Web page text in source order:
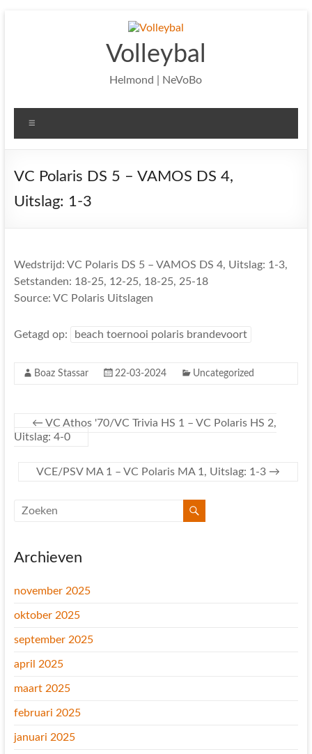
Volleybal
Helmond | NeVoBo
VC Polaris DS 5 – VAMOS DS 4,
Uitslag: 1-3
Wedstrijd: VC Polaris DS 5 – VAMOS DS 4, Uitslag: 1-3,
Setstanden: 18-25, 12-25, 18-25, 25-18
Source: VC Polaris Uitslagen
Getagd op: beach toernooi polaris brandevoort
Boaz Stassar 22-03-2024 Uncategorized
← VC Athos '70/VC Trivia HS 1 – VC Polaris HS 2,
Uitslag: 4-0
VCE/PSV MA 1 – VC Polaris MA 1, Uitslag: 1-3 →
Archieven
november 2025
oktober 2025
september 2025
april 2025
maart 2025
februari 2025
januari 2025